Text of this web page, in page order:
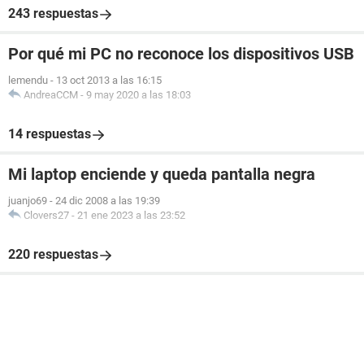
243 respuestas
Por qué mi PC no reconoce los dispositivos USB
lemendu - 13 oct 2013 a las 16:15
AndreaCCM - 9 may 2020 a las 18:03
14 respuestas
Mi laptop enciende y queda pantalla negra
juanjo69 - 24 dic 2008 a las 19:39
Clovers27 - 21 ene 2023 a las 23:52
220 respuestas